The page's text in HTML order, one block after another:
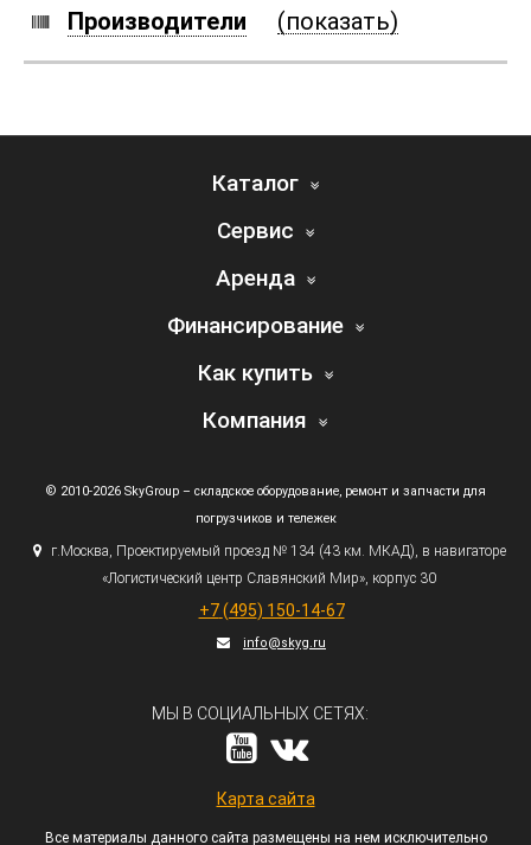
Производители (показать)
Каталог
Сервис
Аренда
Финансирование
Как купить
Компания
© 2010-2026 SkyGroup – складское оборудование, ремонт и запчасти для
погрузчиков и тележек
г.Москва, Проектируемый проезд № 134 (43км. МКАД), в навигаторе
«Логистический центр Славянский Мир», корпус 30
+7 (495) 150-14-67
info@skyg.ru
МЫ В СОЦИАЛЬНЫХ СЕТЯХ:
Карта сайта
Все материалы данного сайта размещены на нем исключительно